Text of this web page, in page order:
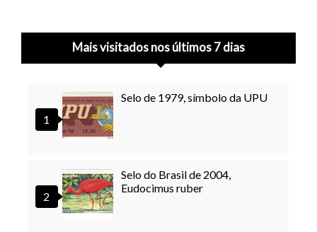
Mais visitados nos últimos 7 dias
Selo de 1979, símbolo da UPU
Selo do Brasil de 2004,
Eudocimus ruber